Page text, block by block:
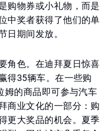
购物券或小礼物，而是
中奖者获得了他们的单
日期间发放。
角色。在迪拜夏日惊喜
得35辆车。在一些购
姆的商品即可参与汽车
商业文化的一部分：购
更大奖品的机会。夏季